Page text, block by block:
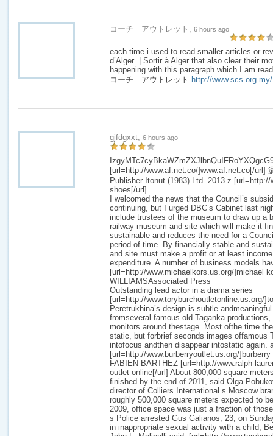
コーチ アウトレット, 6 hours ago
each time i used to read smaller articles or
d’Alger | Sortir à Alger that also clear their
happening with this paragraph which I am
コーチ アウトレット http://www.scs.org.my/
gjfdgxxt, 6 hours ago
[url=http://www.af.net.co/]www.af.net.co[/url]
Publisher Itonut (1983) Ltd. 2013 z
shoes[/url]
I welcomed the news that the Council’s
continuing, but I urged DBC’s Cabinet last
include trustees of the museum to draw up a
railway museum and site which will make it
sustainable and reduces the need for a
period of time. By financially stable and
and site must make a profit or at least
expenditure. A number of business models
[url=http://www.michaelkors.us.org/]michael
WILLIAMSAssociated Press
Outstanding lead actor in a drama series
[url=http://www.toryburchoutletonline.us.org/
Peretrukhina’s design is subtle
fromseveral famous old Taganka
monitors around thestage. Most ofthe time
static, but forbrief seconds images offamous
intofocus andthen disappear intostatic again.
[url=http://www.burberryoutlet.us.org/
FABIEN BARTHEZ [url=http://www.ralph-
outlet online[/url] About 800,000 square
finished by the end of 2011, said Olga
director of Colliers International s Moscow
roughly 500,000 square meters expected to
2009, office space was just a fraction of
s Police arrested Gus Galianos, 23, on
in inappropriate sexual activity with a child,